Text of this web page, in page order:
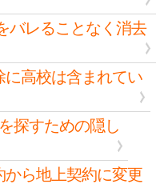
バレることなく消去
に高校は含まれてい
探すための隠し
から地上契約に変更